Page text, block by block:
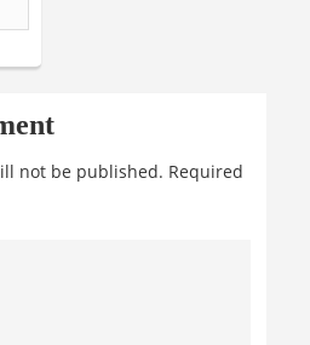
not be published. Required